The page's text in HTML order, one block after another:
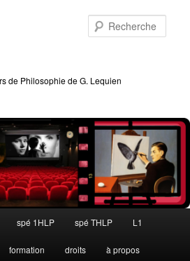
de Philosophie de G. Lequien
spé 1HLP spé THLP L1
formation droits à propos